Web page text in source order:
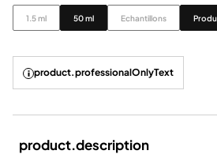
Taille
1.5 ml 50 ml Variante
Echantillons
product.professionalOnlyText
product.description